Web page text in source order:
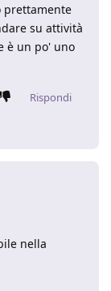
prettamente
su attività
è un po' uno
Rispondi
nella